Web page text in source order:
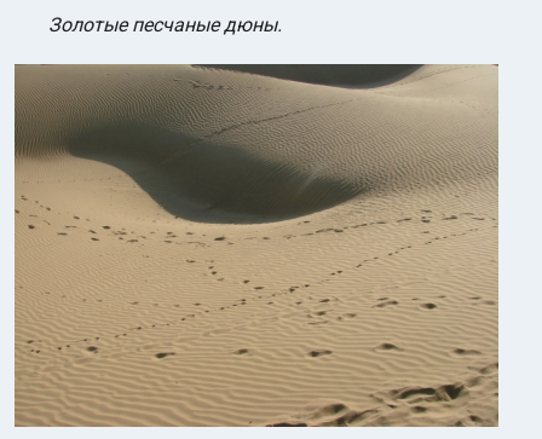
Золотые песчаные дюны.